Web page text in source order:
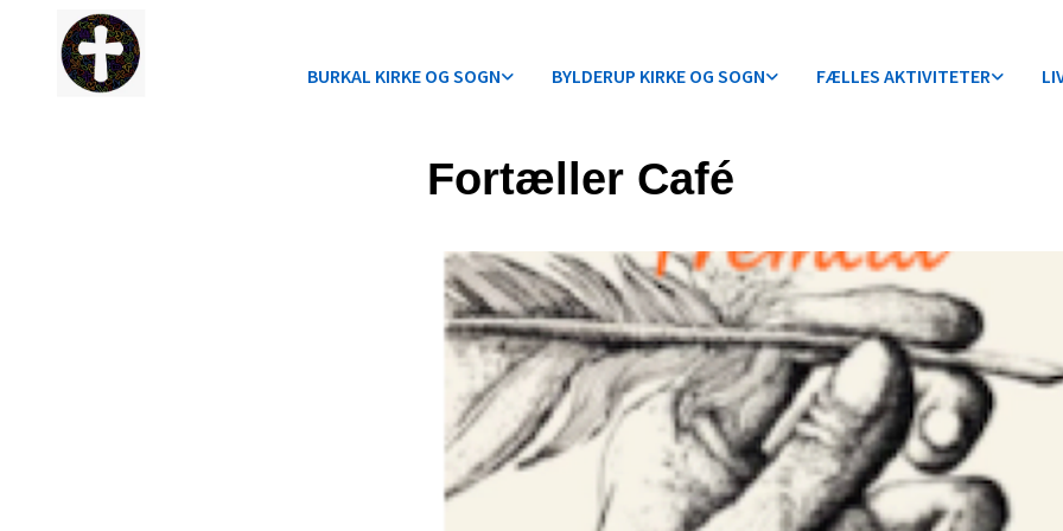
BURKAL KIRKE OG SOGN BYLDERUP KIRKE OG SOGN FÆLLES AKTIVITETER
Fortæller Café